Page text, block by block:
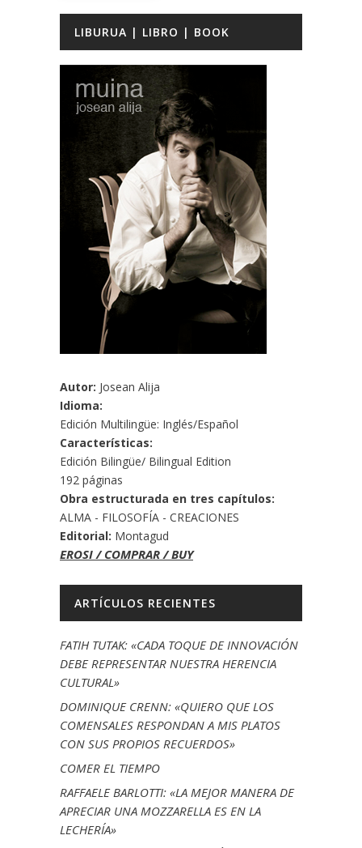
LIBURUA | LIBRO | BOOK
Autor: Josean Alija
Idioma:
Edición Multilingüe: Inglés/Español
Características:
Edición Bilingüe/ Bilingual Edition
192 páginas
Obra estructurada en tres capítulos:
ALMA - FILOSOFÍA - CREACIONES
Editorial: Montagud
EROSI / COMPRAR / BUY
ARTÍCULOS RECIENTES
FATIH TUTAK: «CADA TOQUE DE INNOVACIÓN
DEBE REPRESENTAR NUESTRA HERENCIA
CULTURAL»
DOMINIQUE CRENN: «QUIERO QUE LOS
COMENSALES RESPONDAN A MIS PLATOS
CON SUS PROPIOS RECUERDOS»
COMER EL TIEMPO
RAFFAELE BARLOTTI: «LA MEJOR MANERA DE
APRECIAR UNA MOZZARELLA ES EN LA
LECHERÍA»